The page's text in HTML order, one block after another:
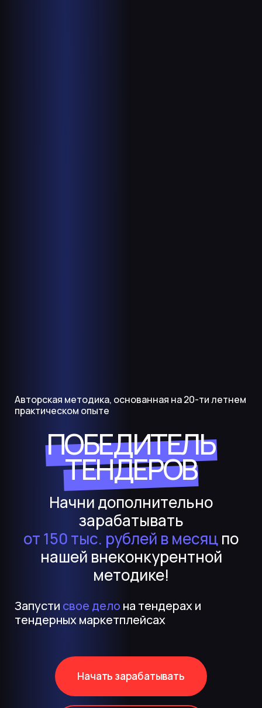
Авторская методика, основанная на 20-ти летнем
практическом опыте
ПОБЕДИТЕЛЬ
ТЕНДЕРОВ
Начни дополнительно
зарабатывать
от 150 тыс. рублей в месяцпо
нашей внеконкурентной
методике!
Запусти свое дело на тендерах и
тендерных маркетплейсах
Начать зарабатывать